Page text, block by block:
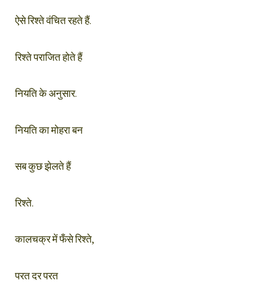
ऐसे रिश्ते वंचित रहते हैं.
रिश्ते पराजित होते हैं
नियति के अनुसार.
नियति का मोहरा बन
सब कुछ झेलते हैं
रिश्ते.
कालचक्र में फँसे रिश्ते,
परत दर परत